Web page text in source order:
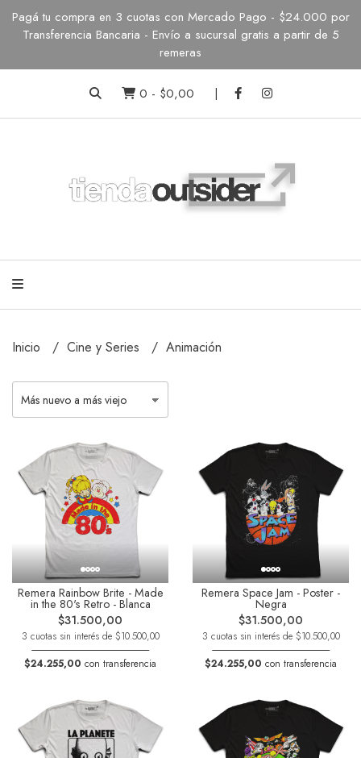
Pagá tu compra en 3 cuotas con Mercado Pago - $24.000 por
Transferencia Bancaria - Envío a sucursal gratis a partir de 5
remeras
0 - $0,00
Inicio Cine y Series Animación
Remera Rainbow Brite - Made
in the 80's Retro - Blanca
$31.500,00
3 cuotas sin interés de $10.500,00
$24.255,00 con transferencia
Remera Space Jam - Poster -
Negra
$31.500,00
3 cuotas sin interés de $10.500,00
$24.255,00 con transferencia